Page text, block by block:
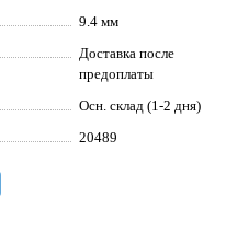
9.4 мм
Доставка после
предоплаты
Осн. склад (1-2 дня)
20489